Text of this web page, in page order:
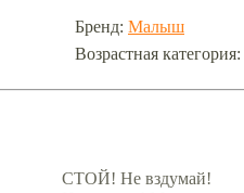
Бренд: Малыш
Возрастная категория:
СТОЙ! Не вздумай!